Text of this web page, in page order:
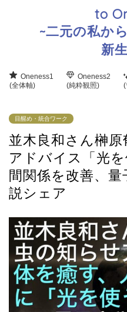
to
~二元の私か
新
Oneness1
(全体軸)
Oneness2
(純粋観照)
(
目醒め・統合ワーク
並木良和さん榊
アドバイス「光
間関係を改善、
説シェア